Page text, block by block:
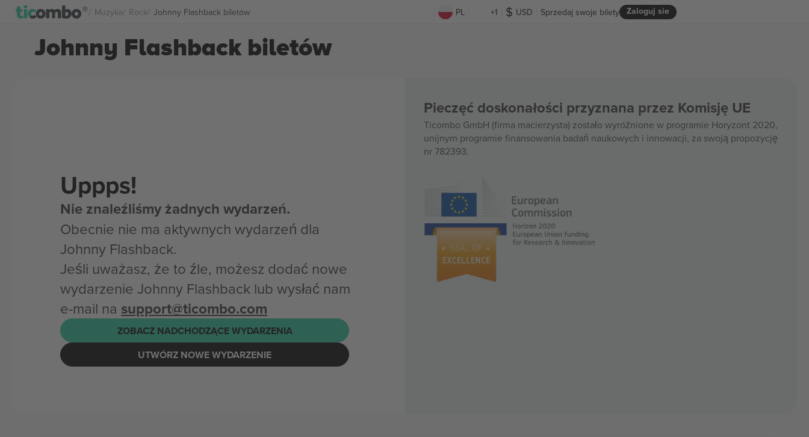
Muzyka Rock Johnny Flashback biletów PL +1 USD Zaloguj sie
Sprzedaj swoje bilety
Johnny Flashback biletów
Uppps!
Nie znaleźliśmy żadnych wydarzeń.
Obecnie nie ma aktywnych wydarzeń dla
Johnny Flashback.
Jeśli uważasz, że to źle, możesz dodać nowe
wydarzenie Johnny Flashback lub wysłać nam
e-mail na support@ticombo.com
ZOBACZ NADCHODZĄCE WYDARZENIA
UTWÓRZ NOWE WYDARZENIE
Pieczęć doskonałości przyznana przez Komisję UE
Ticombo GmbH (firma macierzysta) zostało wyróżnione w programie Horyzont 2020,
unijnym programie finansowania badań naukowych i innowacji, za swoją propozycję
nr 782393.